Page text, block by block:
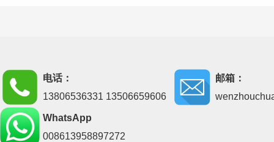
电话：
13806536331 13506659606
邮箱：
WhatsApp
008613958897272